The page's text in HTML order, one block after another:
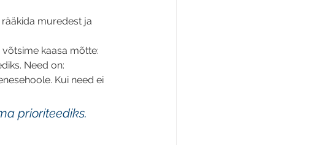
muredest ja
kaasa mõtte:
Need on:
Kui need ei
prioriteediks.